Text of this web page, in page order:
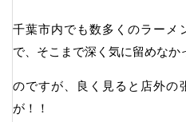
千葉市内でも数多くのラーメ
で、そこまで深く気に留めなか
のですが、良く見ると店外の
が！！